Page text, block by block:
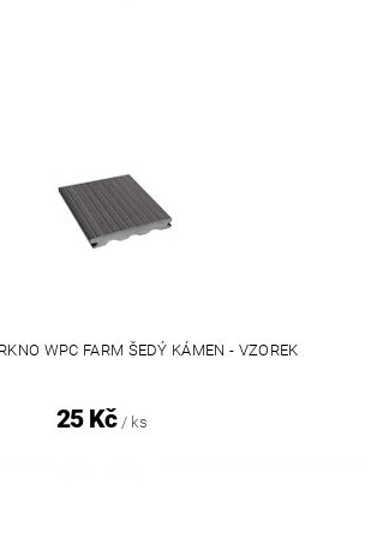
WPC FARM ŠEDÝ KÁMEN - VZOREK
25 Kč / ks